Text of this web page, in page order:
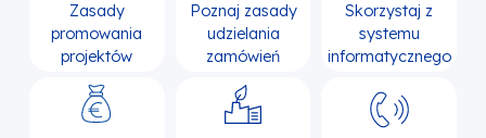
Zasady
promowania
projektów
Poznaj zasady
udzielania
zamówień
Skorzystaj z
systemu
informatycznego